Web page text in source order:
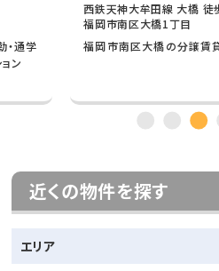
・通学
ン
西鉄天神大牟田線 大橋 徒
福岡市南区大橋1丁目
福岡市南区大橋の分譲賃貸
近くの物件を探す
エリア